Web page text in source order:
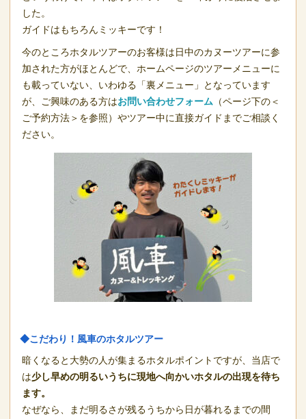
した。
ガイドはもちろんミッキーです！
今のところホタルツアーのお客様は日中のカヌーツアーに参
加された方がほとんどで、ホームページのツアーメニューに
も載っていない、いわゆる「裏メニュー」となっています
が、ご興味のある方はお問い合わせフォーム （ページ下の＜
ご予約方法＞を参照）やツアー中に直接ガイドまでご相談く
ださい。
◆こだわり！風車のホタルツアー
暗くなると大勢の人が集まるホタルポイントですが、当店で
は少し早めの明るいうちに現地へ向かいホタルの出現を待ち
ます。
なぜなら、まだ明るさが残るうちから日が暮れるまでの間